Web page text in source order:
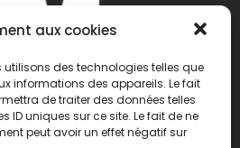
aux cookies
utilisons des technologies telles que
informations des appareils. Le fait
de traiter des données telles
uniques sur ce site. Le fait de ne
peut avoir un effet négatif sur